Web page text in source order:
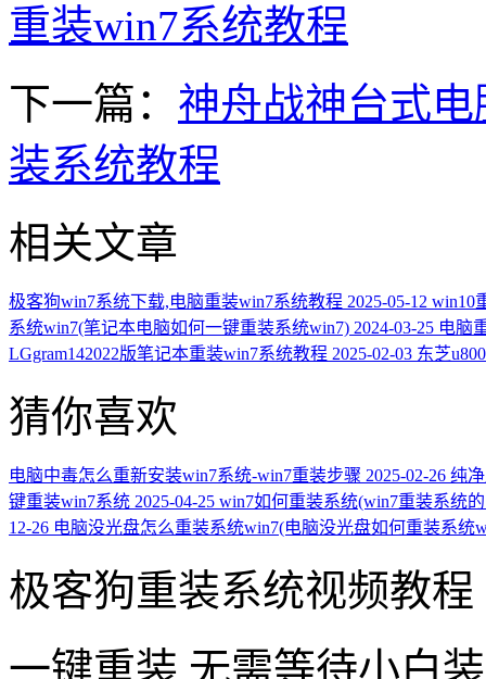
重装win7系统教程
下一篇： 神舟战神台式
装系统教程
相关文章
极客狗win7系统下载,电脑重装win7系统教程 2025-05-12 win10
系统win7(笔记本电脑如何一键重装系统win7) 2024-03-25 电脑
LGgram142022版笔记本重装win7系统教程 2025-02-03 东芝
猜你喜欢
电脑中毒怎么重新安装win7系统-win7重装步骤 2025-02-26 纯
键重装win7系统 2025-04-25 win7如何重装系统(win7重装系统
12-26 电脑没光盘怎么重装系统win7(电脑没光盘如何重装系统
极客狗重装系统视频教程
一键重装 无需等待小白